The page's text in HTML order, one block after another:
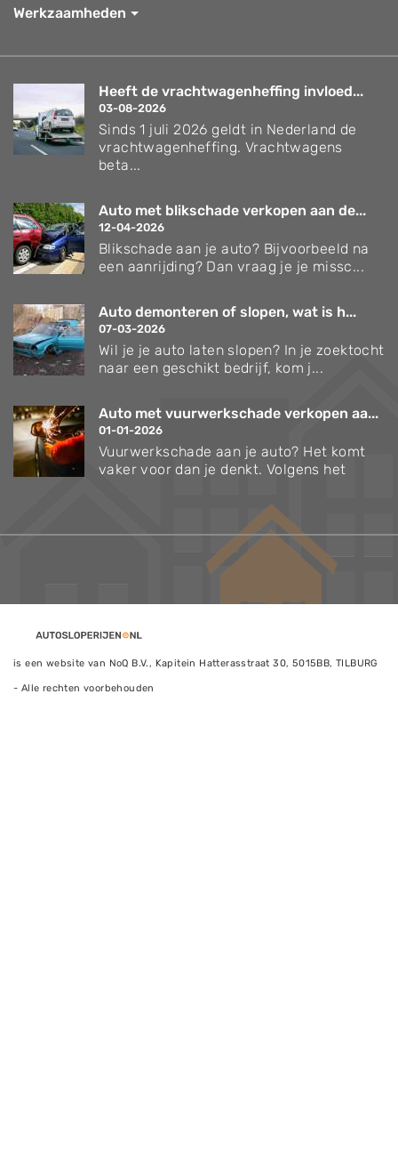
Werkzaamheden
Heeft de vrachtwagenheffing invloed...
03-08-2026
Sinds 1 juli 2026 geldt in Nederland de
vrachtwagenheffing. Vrachtwagens
beta...
Auto met blikschade verkopen aan de...
12-04-2026
Blikschade aan je auto? Bijvoorbeeld na
een aanrijding? Dan vraag je je missc...
Auto demonteren of slopen, wat is h...
07-03-2026
Wil je je auto laten slopen? In je zoektocht
naar een geschikt bedrijf, kom j...
Auto met vuurwerkschade verkopen aa...
01-01-2026
Vuurwerkschade aan je auto? Het komt
vaker voor dan je denkt. Volgens het
is een website van NoQ B.V., Kapitein Hatterasstraat 30, 5015BB, TILBURG
- Alle rechten voorbehouden